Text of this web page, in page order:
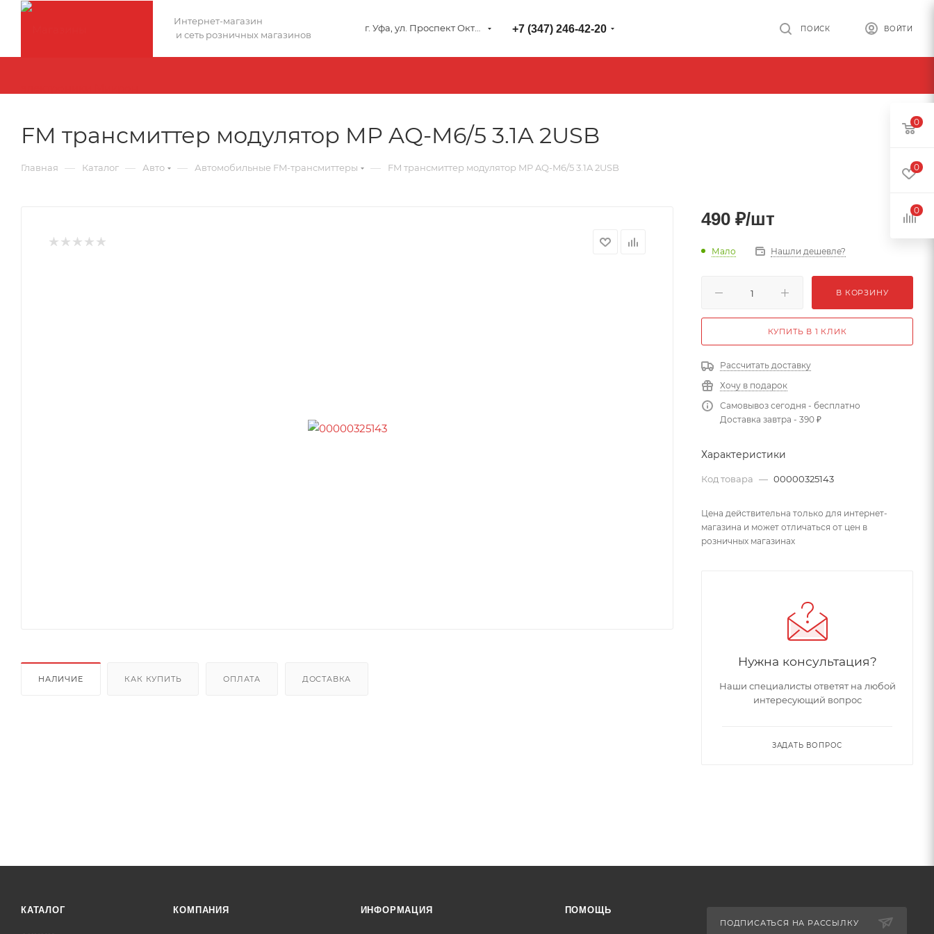
Интернет-магазин
и сеть розничных магазинов
+7 (347) 246-42-20 ВОЙТИ
ПОИСК
FM трансмиттер модулятор MP AQ-M6/5 3.1A 2USB
Главная — Каталог — Авто — Автомобильные FM-трансмиттеры — FM трансмиттер модулятор MP AQ-M6/5 3.1A 2USB
НАЛИЧИЕ КАК КУПИТЬ ОПЛАТА ДОСТАВКА
490 ₽/шт
Мало Нашли дешевле?
В КОРЗИНУ
КУПИТЬ В 1 КЛИК
Рассчитать доставку
Хочу в подарок
Самовывоз сегодня - бесплатно
Доставка завтра - 390 ₽
Характеристики
Код товара — 00000325143
Цена действительна только для интернет-
магазина и может отличаться от цен в
розничных магазинах
Нужна консультация?
Наши специалисты ответят на любой
интересующий вопрос
ЗАДАТЬ ВОПРОС
КАТАЛОГ КОМПАНИЯ ИНФОРМАЦИЯ ПОМОЩЬ
ПОДПИСАТЬСЯ НА РАССЫЛКУ
0
0
0